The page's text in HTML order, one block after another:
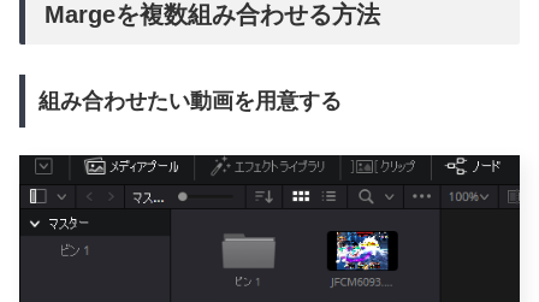
Margeを複数組み合わせる方法
組み合わせたい動画を用意する